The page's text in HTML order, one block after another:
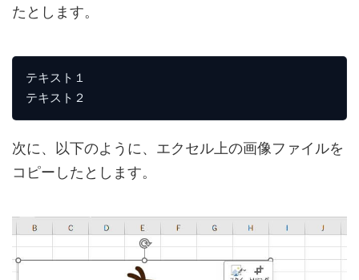
たとします。
テキスト１
テキスト２
次に、以下のように、エクセル上の画像ファイルを
コピーしたとします。